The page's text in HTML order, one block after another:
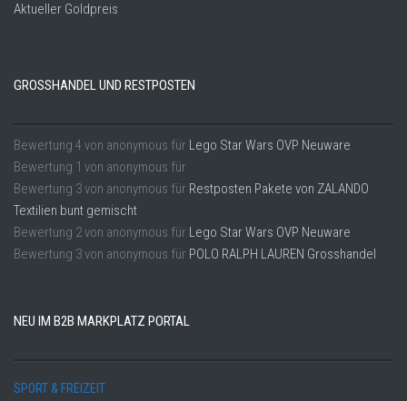
Aktueller Goldpreis
GROSSHANDEL UND RESTPOSTEN
Bewertung 4 von anonymous für Lego Star Wars OVP Neuware
Bewertung 1 von anonymous für
Bewertung 3von anonymous für Restposten Pakete von ZALANDO
Textilien bunt gemischt
Bewertung 2von anonymous für Lego Star Wars OVP Neuware
Bewertung 3von anonymous für POLO RALPH LAUREN Grosshandel
NEU IM B2B MARKPLATZ PORTAL
SPORT & FREIZEIT